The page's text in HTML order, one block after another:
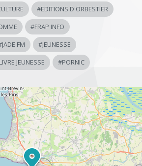
#EDITIONS D'ORBESTIER
#FRAP INFO
JADE FM #JEUNESSE
JEUNESSE #PORNIC